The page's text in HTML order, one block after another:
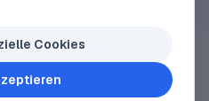
Nächster Begriff
Cookies